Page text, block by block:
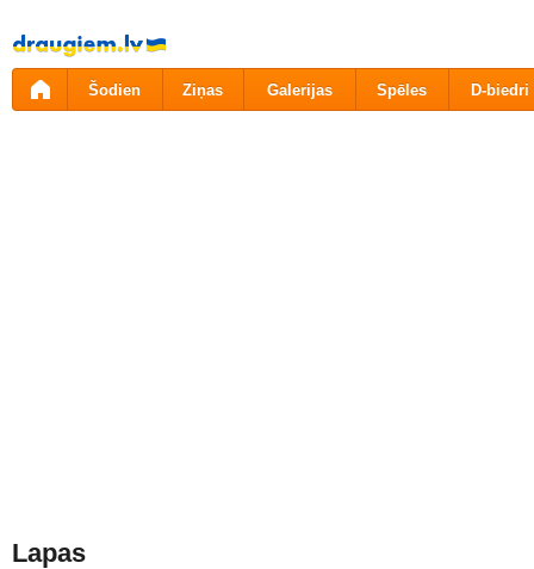
Pāriet
uz
saturu
Šodien Ziņas Galerijas Spēles D-biedri
Lapas